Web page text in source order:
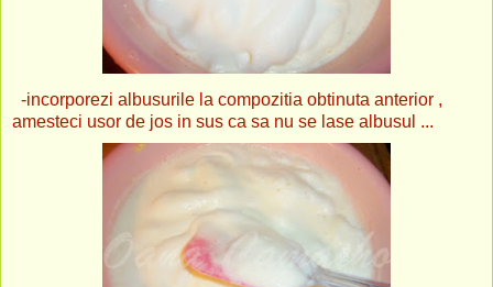
-incorporezi albusurile la compozitia obtinuta anterior ,
amesteci usor de jos in sus ca sa nu se lase albusul ...